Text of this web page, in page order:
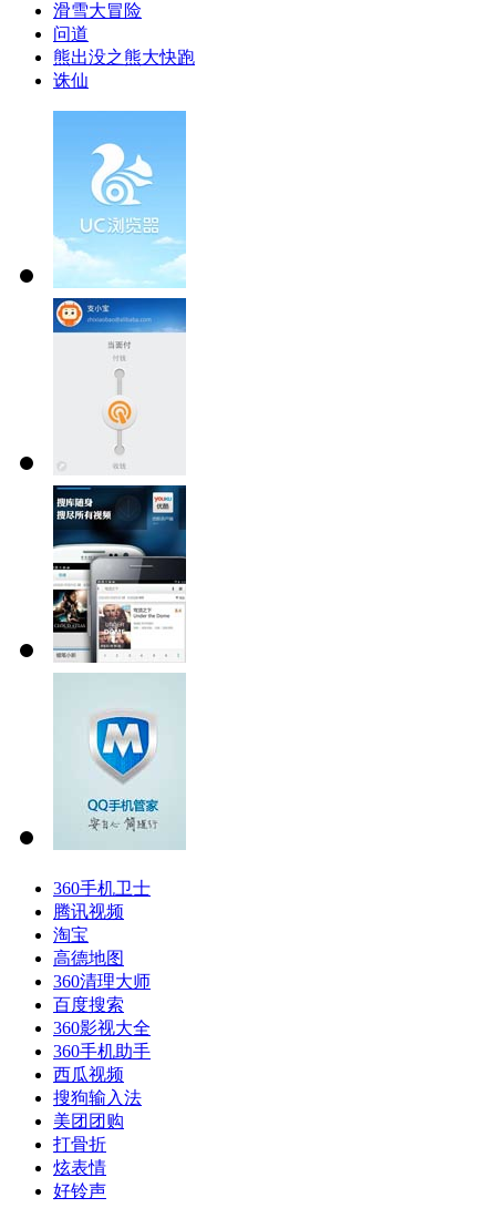
滑雪大冒险
问道
熊出没之熊大快跑
诛仙
360手机卫士
腾讯视频
淘宝
高德地图
360清理大师
百度搜索
360影视大全
360手机助手
西瓜视频
搜狗输入法
美团团购
打骨折
炫表情
好铃声